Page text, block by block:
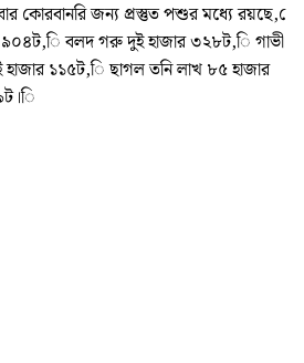
কোরবানরি জন্য প্রস্তুত পশুর মধ্যে রয়ছে,ে
বলদ গরু দুই হাজার ৩২৮ট,ি গাভী
১১৫ট,ি ছাগল তনি লাখ ৮৫ হাজার